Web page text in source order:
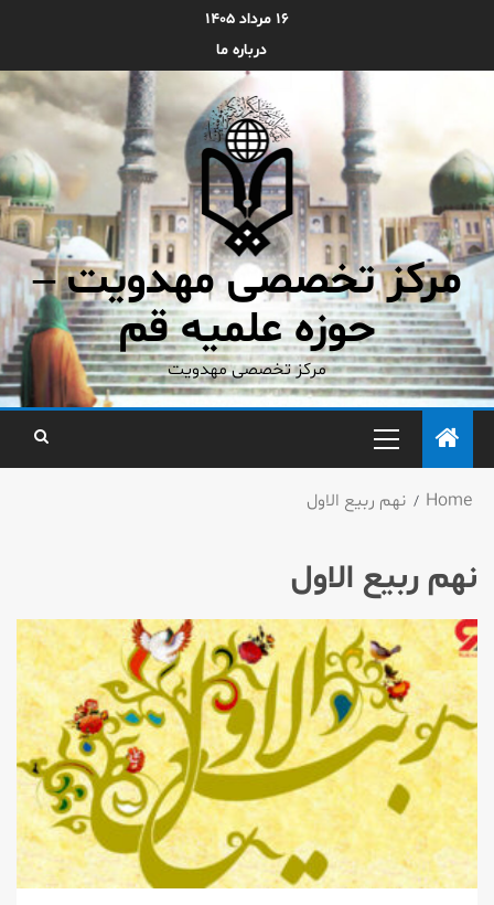
۱۶ مرداد ۱۴۰۵
درباره ما
مرکز تخصصی مهدویت –
حوزه علمیه قم
مرکز تخصصی مهدویت
Home نهم ربيع الاول
نهم ربيع الاول